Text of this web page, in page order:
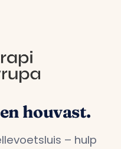
houvast.
– hulp